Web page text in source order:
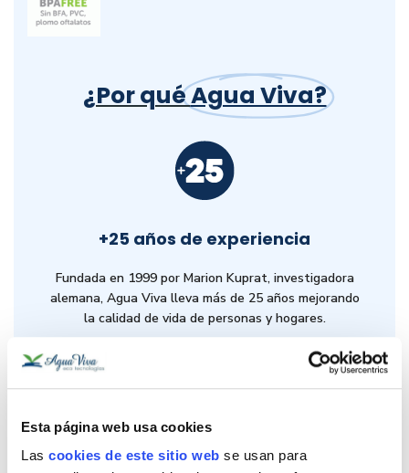
Esta página web usa cookies
Las cookies de este sitio web se usan para
¿Por quéAgua Viva?
+25 años de experiencia
Fundada en 1999 por Marion Kuprat, investigadora
alemana, Agua Viva lleva más de 25 años mejorando
la calidad de vida de personas y hogares.